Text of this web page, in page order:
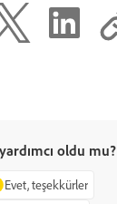
oldu mu?
Evet, teşekkürler